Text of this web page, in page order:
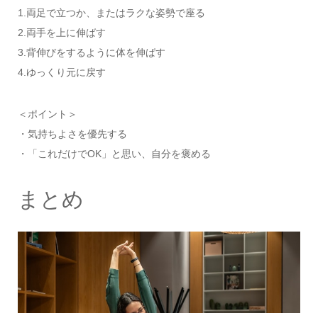
1.両足で立つか、またはラクな姿勢で座る
2.両手を上に伸ばす
3.背伸びをするように体を伸ばす
4.ゆっくり元に戻す
＜ポイント＞
・気持ちよさを優先する
・「これだけでOK」と思い、自分を褒める
まとめ